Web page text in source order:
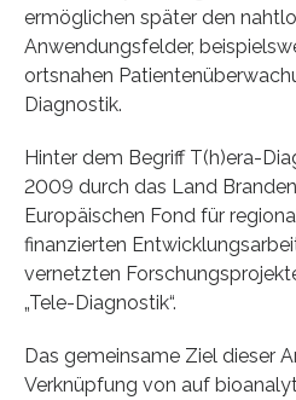
ermöglichen später den
Anwendungsfelder,
ortsnahen
Diagnostik.
Hinter dem Begriff T(h)era-
2009 durch das Land
Europäischen Fond für
finanzierten
vernetzten
„Tele-Diagnostik“.
Das gemeinsame Ziel dieser
Verknüpfung von auf